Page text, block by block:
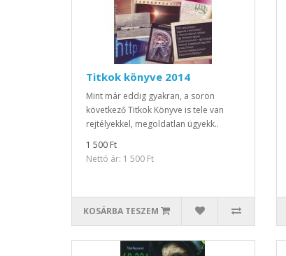
Titkok könyve 2014
Mint már eddig gyakran, a soron
következő Titkok Könyve is tele van
rejtélyekkel, megoldatlan ügyekk..
1 500 Ft
Nettó ár: 1 500 Ft
KOSÁRBA TESZEM